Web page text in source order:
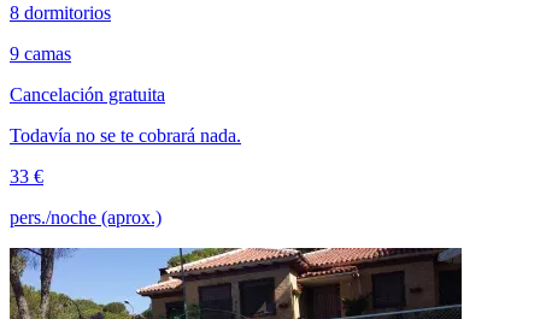
8 dormitorios
9 camas
Cancelación gratuita
Todavía no se te cobrará nada.
33 €
pers./noche (aprox.)